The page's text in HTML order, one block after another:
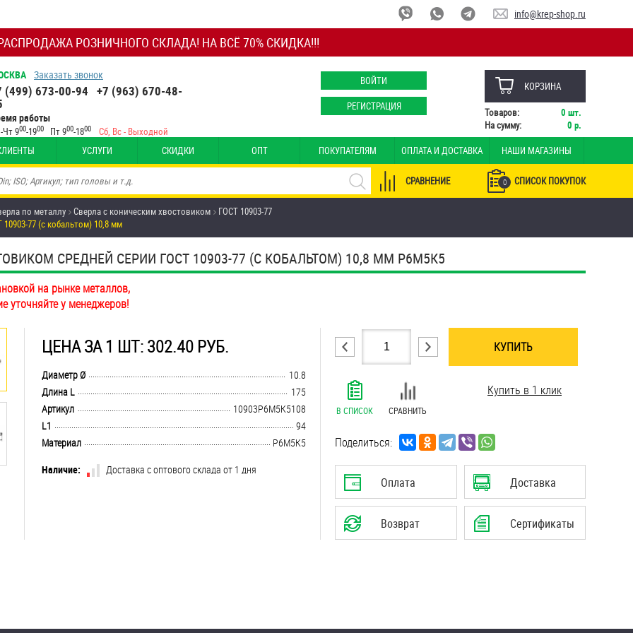
РОЗНИЧНОГО СКЛАДА! НА ВСЁ 70% СКИДКА!!!
info@krep-shop.ru
Заказать звонок
(499) 673-00-94 +7 (963) 670-48-
работы
Чт 900-1900 Пт 900-1800 Сб, Вс - Выходной
ВОЙТИ
РЕГИСТРАЦИЯ
КОРЗИНА
Товаров: 0 шт.
На сумму:
0 р.
УСЛУГИ СКИДКИ ОПТ ПОКУПАТЕЛЯМ ОПЛАТА И ДОСТАВКА НАШИ МАГАЗИНЫ
0 СПИСОК ПОКУПОК
СРАВНЕНИЕ
по металлу Сверла с коническим хвостовиком
ГОСТ 10903-77
77 (с кобальтом) 10,8 мм
СРЕДНЕЙ СЕРИИ ГОСТ 10903-77 (С КОБАЛЬТОМ) 10,8 ММ Р6М5К5
на рынке металлов,
уточняйте у менеджеров!
ЦЕНА ЗА 1 ШТ: 302.40 РУБ.
........................................................................................................................................................................................................
Диаметр Ø
10.8
........................................................................................................................................................................................................
Длина L
175
........................................................................................................................................................................................................
Артикул
10903Р6М5К5108
........................................................................................................................................................................................................
L1
94
........................................................................................................................................................................................................
Материал
Р6М5К5
Наличие:
Доставка с оптового склада от 1 дня
КУПИТЬ
В СПИСОК СРАВНИТЬ
Купить в 1 клик
Поделиться:
Оплата Доставка
Возврат Сертификаты